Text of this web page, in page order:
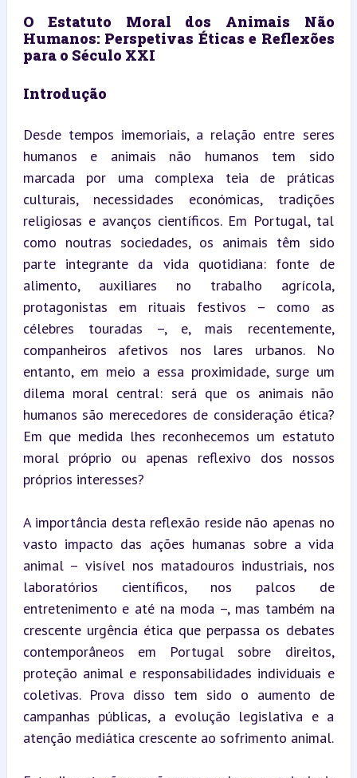
O Estatuto Moral dos Animais Não
Humanos: Perspetivas Éticas e Reflexões
para o Século XXI
Introdução
Desde tempos imemoriais, a relação entre seres
humanos e animais não humanos tem sido
marcada por uma complexa teia de práticas
culturais, necessidades económicas, tradições
religiosas e avanços científicos. Em Portugal, tal
como noutras sociedades, os animais têm sido
parte integrante da vida quotidiana: fonte de
alimento, auxiliares no trabalho agrícola,
protagonistas em rituais festivos – como as
célebres touradas –, e, mais recentemente,
companheiros afetivos nos lares urbanos. No
entanto, em meio a essa proximidade, surge um
dilema moral central: será que os animais não
humanos são merecedores de consideração ética?
Em que medida lhes reconhecemos um estatuto
moral próprio ou apenas reflexivo dos nossos
próprios interesses?
A importância desta reflexão reside não apenas no
vasto impacto das ações humanas sobre a vida
animal – visível nos matadouros industriais, nos
laboratórios científicos, nos palcos de
entretenimento e até na moda –, mas também na
crescente urgência ética que perpassa os debates
contemporâneos em Portugal sobre direitos,
proteção animal e responsabilidades individuais e
coletivas. Prova disso tem sido o aumento de
campanhas públicas, a evolução legislativa e a
atenção mediática crescente ao sofrimento animal.